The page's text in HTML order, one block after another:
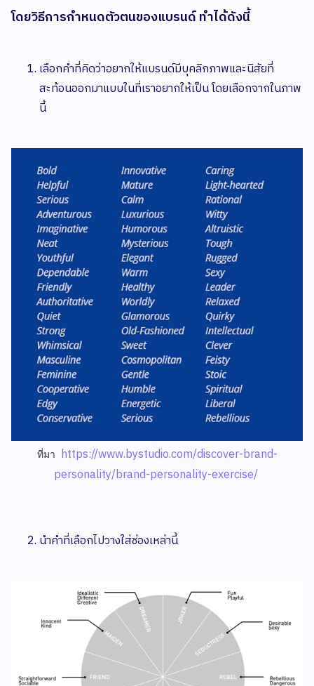
โดยวิธีการกำหนดตัวตนของแบรนด์ ทำได้ดังนี้
เลือกคำที่คิดว่าอยากให้แบรนด์มีบุคลิกภาพและนิสัยที่
สะท้อนออกมาแบบในที่เราอยากให้เป็น โดยเลือกจากในภาพ
นี้
ที่มา https://www.bystudio.com/discover-brand-
personality/brand-personality-exercise/
นำคำที่เลือกไปวางใส่ช่องเหล่านี้